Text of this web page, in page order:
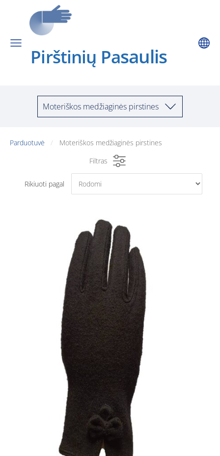
Pirštinių Pasaulis
Moteriškos medžiaginės pirstines
Parduotuvė
Moteriškos medžiaginės pirstines
Filtras
Rikiuoti pagal